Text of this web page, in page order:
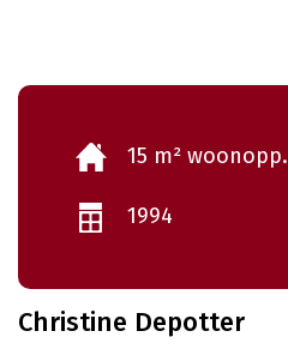
15 m² woonopp.
1994
Christine Depotter